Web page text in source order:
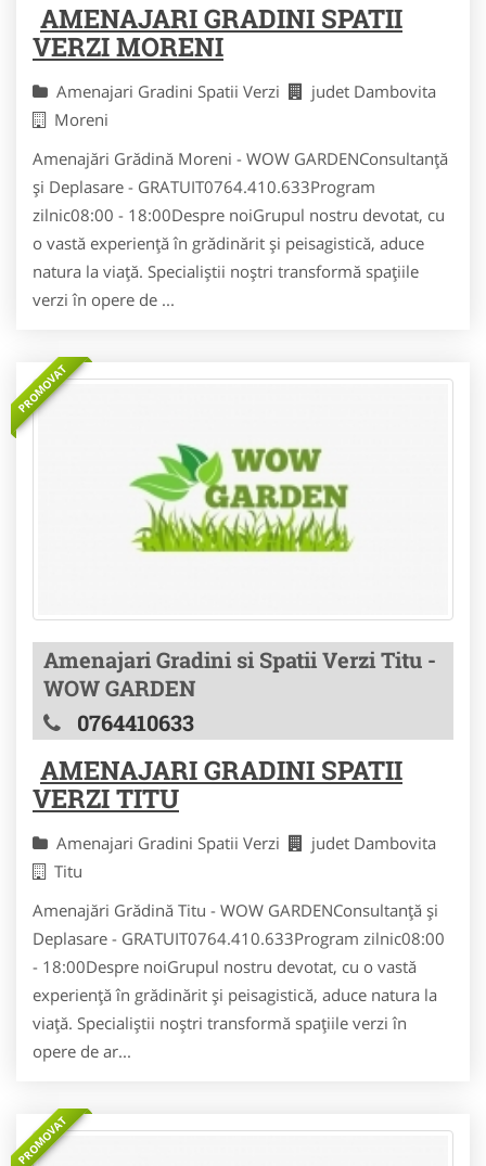
AMENAJARI GRADINI SPATII
VERZI MORENI
Amenajari Gradini Spatii Verzi
judet Dambovita
Moreni
Amenajări Grădină Moreni - WOW GARDENConsultanță
și Deplasare - GRATUIT0764.410.633Program
zilnic08:00 - 18:00Despre noiGrupul nostru devotat, cu
o vastă experiență în grădinărit și peisagistică, aduce
natura la viață. Specialiștii noștri transformă spațiile
verzi în opere de ...
PROMOVAT
Amenajari Gradini si Spatii Verzi Titu -
WOW GARDEN
0764410633
AMENAJARI GRADINI SPATII
VERZI TITU
Amenajari Gradini Spatii Verzi
judet Dambovita
Titu
Amenajări Grădină Titu - WOW GARDENConsultanță și
Deplasare - GRATUIT0764.410.633Program zilnic08:00
- 18:00Despre noiGrupul nostru devotat, cu o vastă
experiență în grădinărit și peisagistică, aduce natura la
viață. Specialiștii noștri transformă spațiile verzi în
opere de ar...
PROMOVAT